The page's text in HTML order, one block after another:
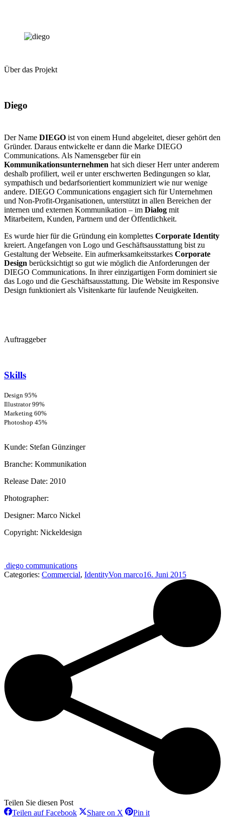
Über das Projekt
Diego
Der Name DIEGO ist von einem Hund abgeleitet, dieser gehört den
Gründer. Daraus entwickelte er dann die Marke DIEGO
Communications. Als Namensgeber für ein
Kommunikationsunternehmen hat sich dieser Herr unter anderem
deshalb profiliert, weil er unter erschwerten Bedingungen so klar,
sympathisch und bedarfsorientiert kommuniziert wie nur wenige
andere. DIEGO Communications engagiert sich für Unternehmen
und Non-Profit-Organisationen, unterstützt in allen Bereichen der
internen und externen Kommunikation – im Dialog mit
Mitarbeitern, Kunden, Partnern und der Öffentlichkeit.
Es wurde hier für die Gründung ein komplettes Corporate Identity
kreiert. Angefangen von Logo und Geschäftsausstattung bist zu
Gestaltung der Webseite. Ein aufmerksamkeitsstarkes Corporate
Design berücksichtigt so gut wie möglich die Anforderungen der
DIEGO Communications. In ihrer einzigartigen Form dominiert sie
das Logo und die Geschäftsausstattung. Die Website im Responsive
Design funktioniert als Visitenkarte für laufende Neuigkeiten.
Auftraggeber
Skills
Design 95%
Illustrator99%
Marketing 60%
Photoshop 45%
Kunde: Stefan Günzinger
Branche: Kommunikation
Release Date: 2010
Photographer:
Designer: Marco Nickel
Copyright: Nickeldesign
diego communications
Categories: Commercial, IdentityVon marco16. Juni 2015
Teilen Sie diesen Post
Teilen auf FacebookTeilenShare on X TeilenPin itTeilen